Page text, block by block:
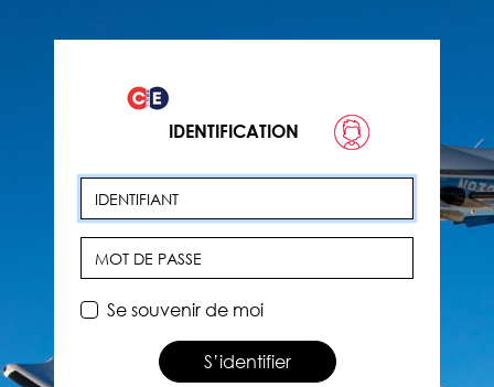
IDENTIFICATION
Identifiant
Se souvenir de moi
S’identifier